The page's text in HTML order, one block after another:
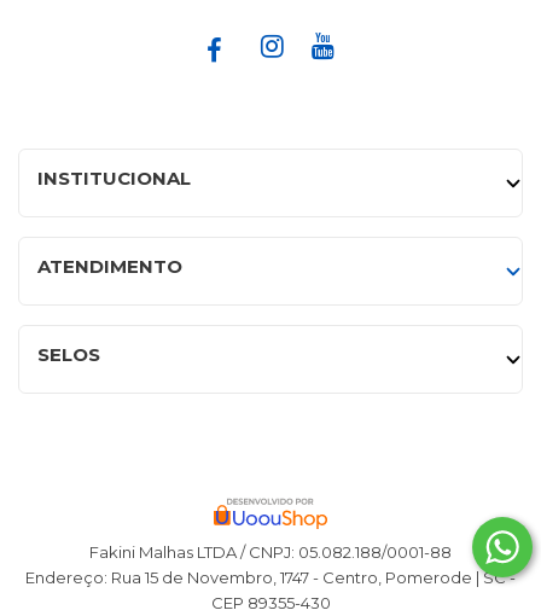
INSTITUCIONAL
ATENDIMENTO
SELOS
Fakini Malhas LTDA / CNPJ: 05.082.188/0001-88
Endereço: Rua 15 de Novembro, 1747 - Centro, Pomerode | SC -
CEP 89355-430